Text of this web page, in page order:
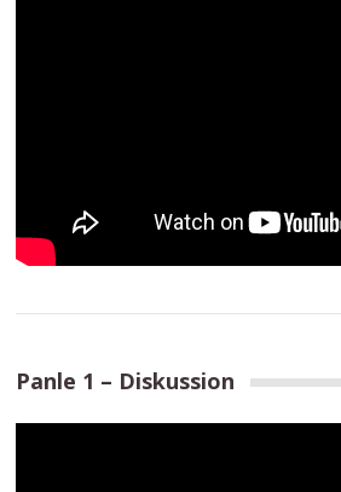
Panle 1 – Diskussion